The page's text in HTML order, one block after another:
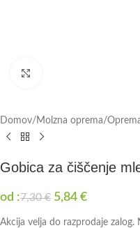
Domov/ Molzna oprema/
Gobica za čiščenje
od :7,30€ 5,84 €
Akcija velja do razprodaje